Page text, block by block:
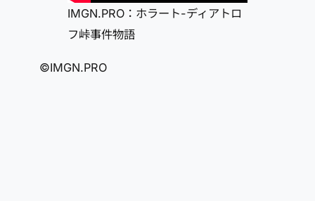
IMGN.PRO：ホラート-ディアトロ
フ峠事件物語
©IMGN.PRO